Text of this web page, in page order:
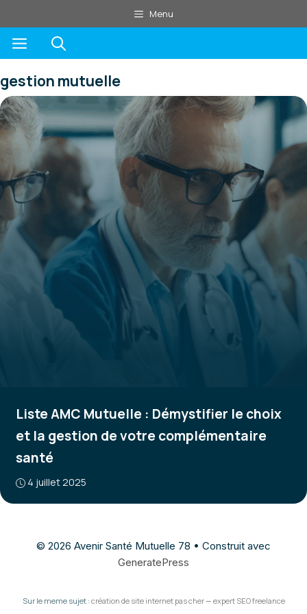
au
contenu
Menu
Menu
gestion mutuelle
Liste AMC Mutuelle : Démystifier le choix
et la gestion de votre complémentaire
santé
4 juillet 2025
© 2026 Avenir Santé Mutuelle 78 • Construit avec
GeneratePress
Sur le meme sujet : création de site internet pas cher— expert SEO freelance